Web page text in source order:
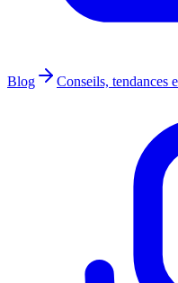
Blog Conseils, tendances